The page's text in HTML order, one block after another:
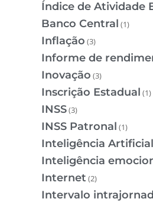
Índice de Atividade
Banco Central (1)
Inflação (3)
Informe de
Inovação (3)
Inscrição Estadual (1)
INSS(3)
INSS Patronal (1)
Inteligência Artificial
Inteligência
Internet (2)
Intervalo